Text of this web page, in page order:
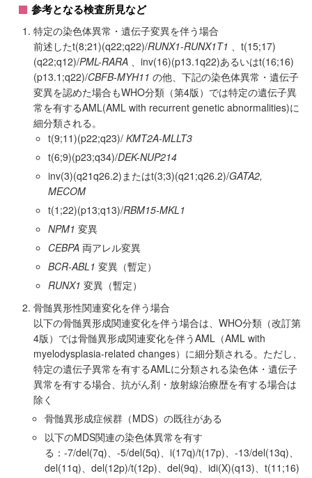
参考となる検査所見など
特定の染色体異常・遺伝子変異を伴う場合
前述したt(8;21)(q22;q22)/RUNX1-RUNX1T1 、t(15;17)
(q22;q12)/PML-RARA 、inv(16)(p13.1q22)あるいはt(16;16)
(p13.1;q22)/CBFB-MYH11 の他、下記の染色体異常・遺伝子
変異を認めた場合もWHO分類（第4版）では特定の遺伝子異
常を有するAML(AML with recurrent genetic abnormalities)に
細分類される。
t(9;11)(p22;q23)/ KMT2A-MLLT3
t(6;9)(p23;q34)/DEK-NUP214
inv(3)(q21q26.2)またはt(3;3)(q21;q26.2)/GATA2,
MECOM
t(1;22)(p13;q13)/RBM15-MKL1
NPM1 変異
CEBPA 両アレル変異
BCR-ABL1 変異（暫定）
RUNX1 変異（暫定）
骨髄異形性関連変化を伴う場合
以下の骨髄異形成関連変化を伴う場合は、WHO分類（改訂第
4版）では骨髄異形成関連変化を伴うAML（AML with
myelodysplasia-related changes）に細分類される。ただし、
特定の遺伝子異常を有するAMLに分類される染色体・遺伝子
異常を有する場合、抗がん剤・放射線治療歴を有する場合は
除く
骨髄異形成症候群（MDS）の既往がある
以下のMDS関連の染色体異常を有す
る：-7/del(7q)、-5/del(5q)、i(17q)/t(17p)、-13/del(13q)、
del(11q)、del(12p)/t(12p)、del(9q)、idi(X)(q13)、t(11;16)